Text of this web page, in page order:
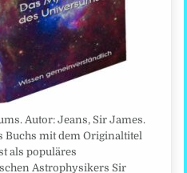
Autor: Jeans, Sir James.
Buchs mit dem Originaltitel
als populäres
Astrophysikers Sir